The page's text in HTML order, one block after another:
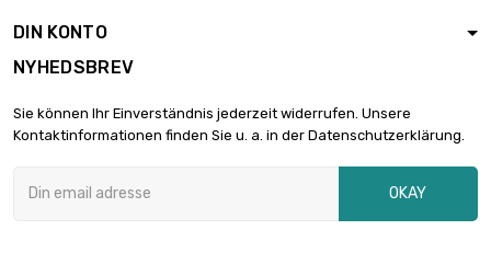
DIN KONTO
NYHEDSBREV
Sie können Ihr Einverständnis jederzeit widerrufen. Unsere
Kontaktinformationen finden Sie u. a. in der Datenschutzerklärung.
OKAY